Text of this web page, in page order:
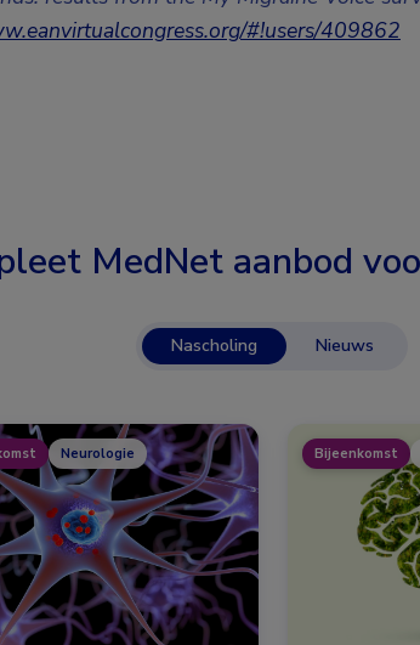
#!users/409862
MedNet aanbod
Nascholing Nieuws
Neurologie Bijeenkomst